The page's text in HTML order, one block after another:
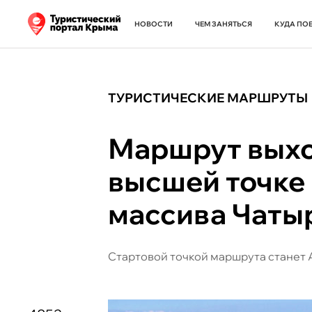
НОВОСТИ ЧЕМ ЗАНЯТЬСЯ КУДА
ТУРИСТИЧЕСКИЕ МАРШРУТЫ
Маршрут
высшей точке
массива
Стартовой точкой маршрута станет